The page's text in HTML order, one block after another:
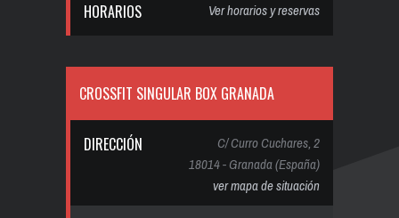
HORARIOS Ver horarios y reservas
CROSSFIT SINGULAR BOX GRANADA
DIRECCIÓN
C/ Curro Cuchares, 2
18014 - Granada (España)
ver mapa de situación